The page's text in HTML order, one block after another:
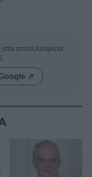
στα αποτελέσματα
↗